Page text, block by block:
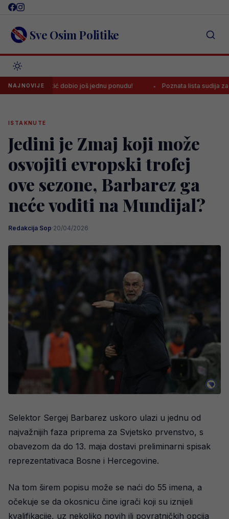
Skip
content Sve Osim Politike
NAJNOVIJE
Lukić dobio još jednu ponudu! Poznata lista sudija za novu
ISTAKNUTE
Jedini je Zmaj koji može
osvojiti evropski trofej
ove sezone, Barbarez ga
neće voditi na Mundijal?
Redakcija Sop·20/04/2026
Selektor Sergej Barbarez uskoro ulazi u jednu od
najvažnijih faza priprema za Svjetsko prvenstvo, s
obavezom da do 13. maja dostavi preliminarni spisak
reprezentativaca Bosne i Hercegovine.
Na tom širem popisu može se naći do 55 imena, a
očekuje se da okosnicu čine igrači koji su iznijeli
kvalifikacije, uz nekoliko novih ili povratničkih opcija